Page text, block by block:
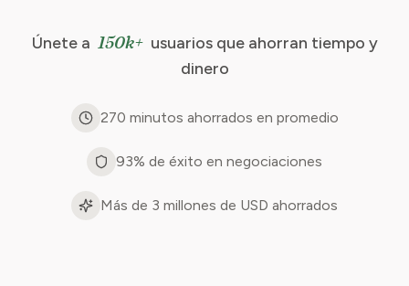
Únete a 150k+ usuarios que ahorran tiempo y
dinero
270 minutos ahorrados en promedio
93% de éxito en negociaciones
Más de 3 millones de USD ahorrados